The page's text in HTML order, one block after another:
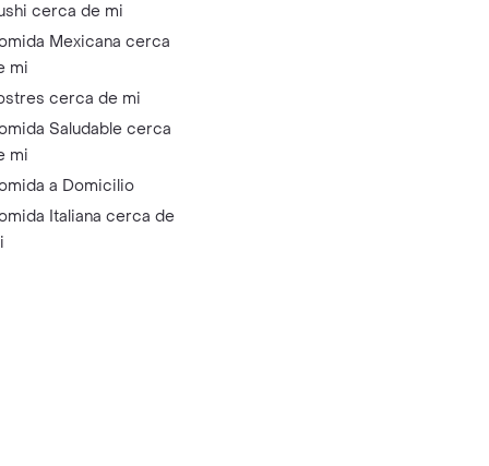
cerca de mi
Mexicana cerca
mi
cerca de mi
Saludable cerca
mi
a Domicilio
Italiana cerca de